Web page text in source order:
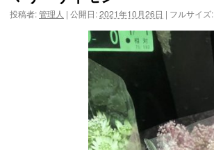
ツ投稿者:管理人 | 公開日:2021年10月26日 | フルサイズ: